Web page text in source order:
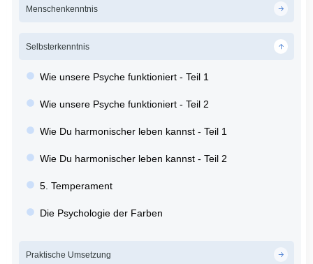
Menschenkenntnis
Selbsterkenntnis
Wie unsere Psyche funktioniert - Teil 1
Wie unsere Psyche funktioniert - Teil 2
Wie Du harmonischer leben kannst - Teil 1
Wie Du harmonischer leben kannst - Teil 2
5. Temperament
Die Psychologie der Farben
Praktische Umsetzung